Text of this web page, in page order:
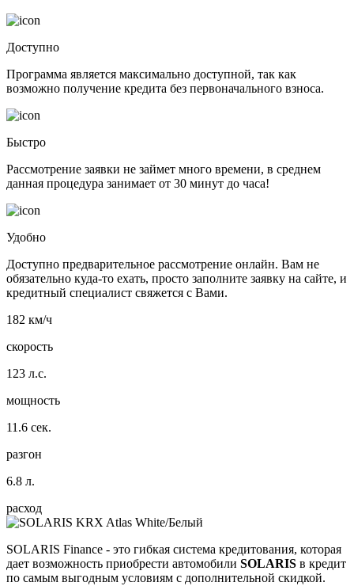
Доступно
Программа является максимально доступной, так как
возможно получение кредита без первоначального взноса.
Быстро
Рассмотрение заявки не займет много времени, в среднем
данная процедура занимает от 30 минут до часа!
Удобно
Доступно предварительное рассмотрение онлайн. Вам не
обязательно куда-то ехать, просто заполните заявку на сайте, и
кредитный специалист свяжется с Вами.
182 км/ч
скорость
123 л.с.
мощность
11.6 сек.
разгон
6.8 л.
расход
SOLARIS Finance - это гибкая система кредитования, которая
дает возможность приобрести автомобили SOLARIS в кредит
по самым выгодным условиям с дополнительной скидкой.